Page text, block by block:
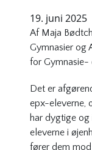
19. juni 2025
Af Maja
Gymnasier og
for Gymnasie-
Det er
epx-eleverne,
har dygtige
eleverne i
fører dem